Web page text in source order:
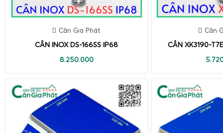
Cân Gia Phát
CÂN INOX DS-166SS IP68
8.250.000
Cân
CÂN XK3190-